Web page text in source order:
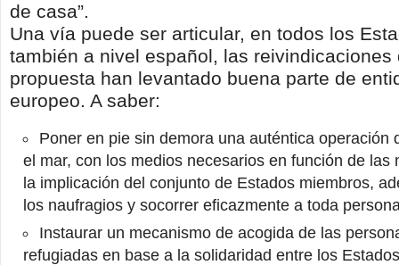
de casa”.
Una vía puede ser articular, en todos los
también a nivel español, las reivindicaciones
propuesta han levantado buena parte de
europeo. A saber:
Poner en pie sin demora una auténtica operación
el mar, con los medios necesarios en función de las
la implicación del conjunto de Estados miembros,
los naufragios y socorrer eficazmente a toda
Instaurar un mecanismo de acogida de las
refugiadas en base a la solidaridad entre los